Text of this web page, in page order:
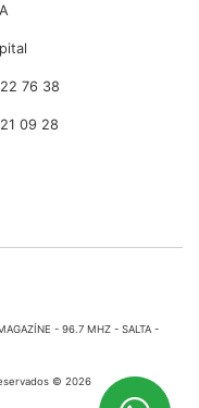
76 38
09 28
- 96.7 MHZ - SALTA -
© 2026